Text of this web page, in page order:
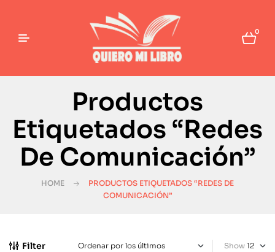
0
Productos
Etiquetados “Redes
De Comunicación”
HOME
PRODUCTOS ETIQUETADOS “REDES DE
COMUNICACIÓN”
Filter Show